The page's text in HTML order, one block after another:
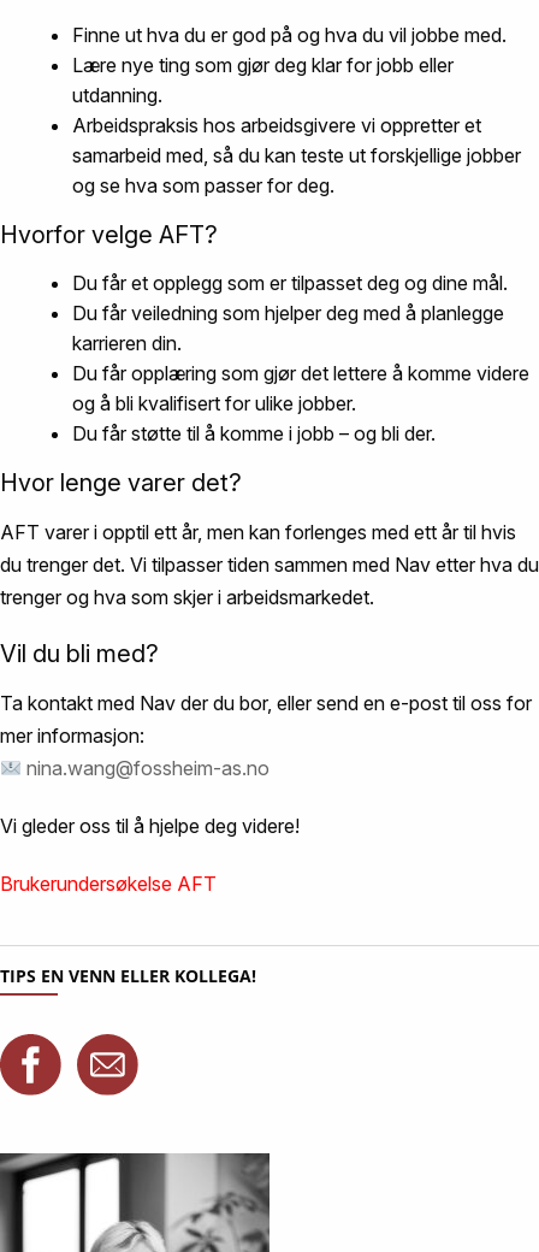
Finne ut hva du er god på og hva du vil jobbe med.
Lære nye ting som gjør deg klar for jobb eller
utdanning.
Arbeidspraksis hos arbeidsgivere vi oppretter et
samarbeid med, så du kan teste ut forskjellige jobber
og se hva som passer for deg.
Hvorfor velge AFT?
Du får et opplegg som er tilpasset deg og dine mål.
Du fårveiledning som hjelper deg med å planlegge
karrieren din.
Du fåropplæring som gjør det lettere å komme videre
og å bli kvalifisert for ulike jobber.
Du får støtte til å komme i jobb – og bli der.
Hvor lenge varer det?
AFT varer i opptil ett år, men kan forlenges med ett år til hvis
du trenger det. Vi tilpasser tiden sammen med Nav etter hva du
trenger og hva som skjer i arbeidsmarkedet.
Vil du bli med?
Ta kontakt med Nav der du bor, eller send en e-post til oss for
mer informasjon:
nina.wang@fossheim-as.no
Vi gleder oss til å hjelpe deg videre!
Brukerundersøkelse AFT
TIPS EN VENN ELLER KOLLEGA!